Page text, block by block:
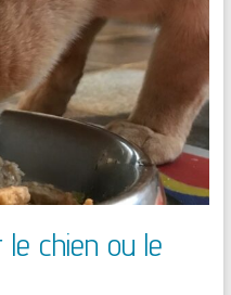
chien ou le